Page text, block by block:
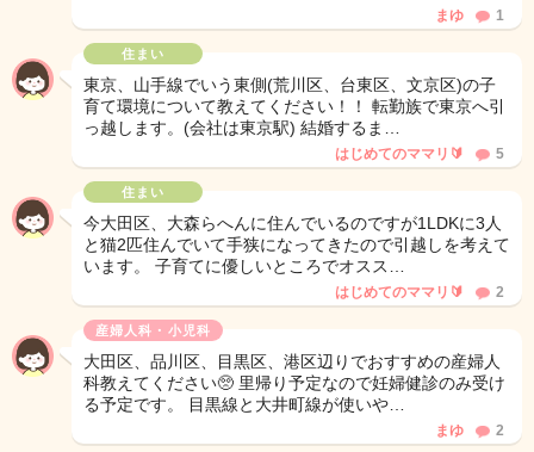
まゆ 1
住まい
東京、山手線でいう東側(荒川区、台東区、文京区)の子
育て環境について教えてください！！ 転勤族で東京へ引
っ越します。(会社は東京駅) 結婚するま…
はじめてのママリ🔰 5
住まい
今大田区、大森らへんに住んでいるのですが1LDKに3人
と猫2匹住んでいて手狭になってきたので引越しを考えて
います。 子育てに優しいところでオスス…
はじめてのママリ🔰 2
産婦人科・小児科
大田区、品川区、目黒区、港区辺りでおすすめの産婦人
科教えてください🥺 里帰り予定なので妊婦健診のみ受け
る予定です。 目黒線と大井町線が使いや…
まゆ 2